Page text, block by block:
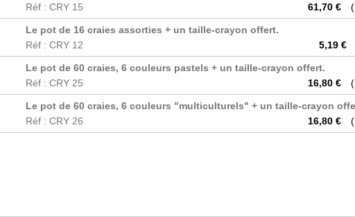
Réf : CRY 15
61,70 €
Le pot de 16 craies assorties + un taille-crayon offert.
Réf : CRY 12
5,19 €
Le pot de 60 craies, 6 couleurs pastels + un taille-crayon offert.
Réf : CRY 25
16,80 €
Le pot de 60 craies, 6 couleurs "multiculturels" + un taille-crayon
Réf : CRY 26
16,80 €